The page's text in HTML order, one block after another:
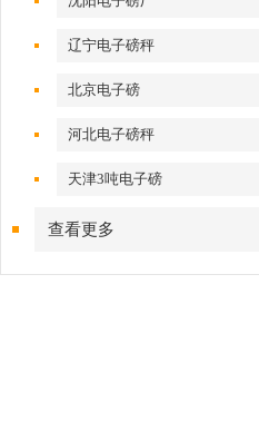
辽宁电子磅秤
北京电子磅
河北电子磅秤
天津3吨电子磅
查看更多